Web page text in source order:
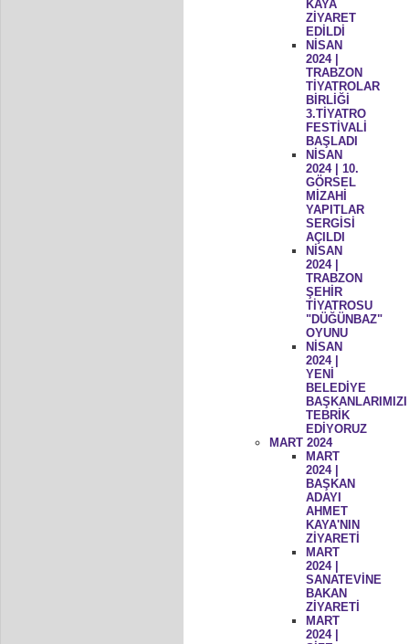
KAYA
ZİYARET
EDİLDİ
NİSAN
2024 |
TRABZON
TİYATROLAR
BİRLİĞİ
3.TİYATRO
FESTİVALİ
BAŞLADI
NİSAN
2024 | 10.
GÖRSEL
MİZAHİ
YAPITLAR
SERGİSİ
AÇILDI
NİSAN
2024 |
TRABZON
ŞEHİR
TİYATROSU
"DÜĞÜNBAZ"
OYUNU
NİSAN
2024 |
YENİ
BELEDİYE
BAŞKANLARIMIZI
TEBRİK
EDİYORUZ
MART 2024
MART
2024 |
BAŞKAN
ADAYI
AHMET
KAYA'NIN
ZİYARETİ
MART
2024 |
SANATEVİNE
BAKAN
ZİYARETİ
MART
2024 |